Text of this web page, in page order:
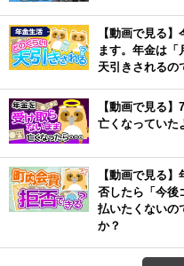
【動画で見る
ます。年金は「
天引きされるの
【動画で見る
亡くなっていた
【動画で見る
否したら「今後
払いたくないの
か？